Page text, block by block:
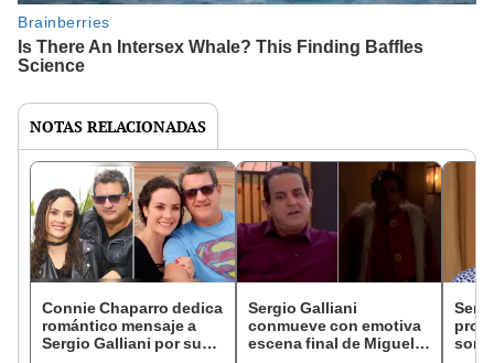
NOTAS RELACIONADAS
Connie Chaparro dedica
romántico mensaje a
Sergio Galliani por sus
Sergio Galliani
conmueve con emotiva
escena final de Miguel